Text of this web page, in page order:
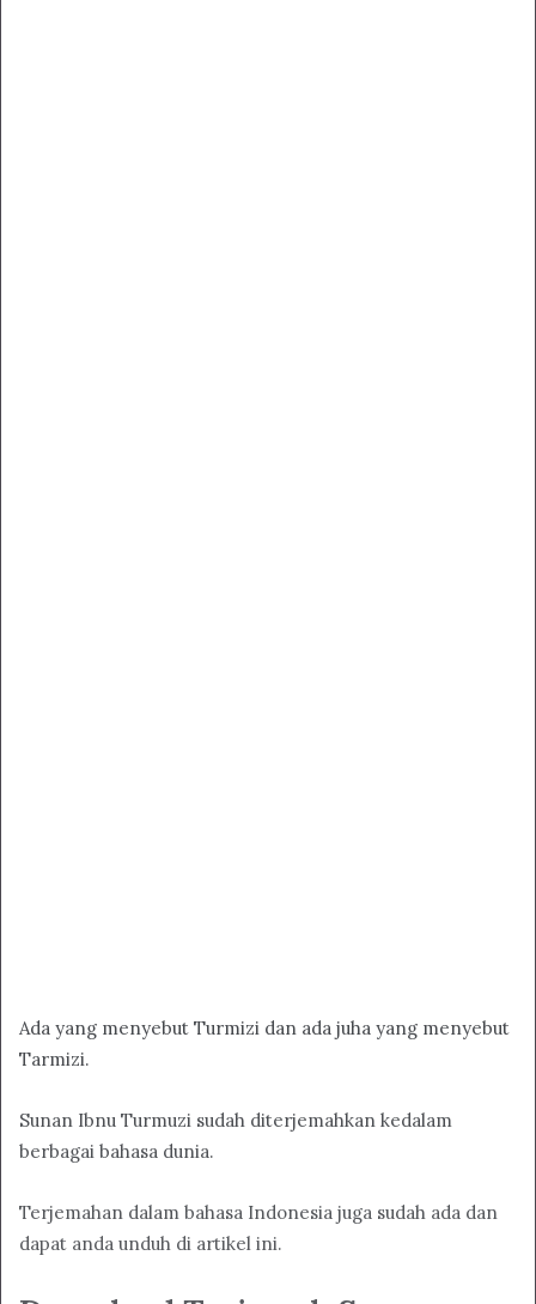
Ada yang menyebut Turmizi dan ada juha yang menyebut
Tarmizi.
Sunan Ibnu Turmuzi sudah diterjemahkan kedalam
berbagai bahasa dunia.
Terjemahan dalam bahasa Indonesia juga sudah ada dan
dapat anda unduh di artikel ini.